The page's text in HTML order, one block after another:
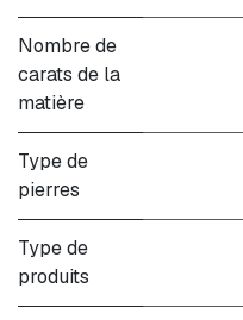
Nombre de
carats de la
matière
Type de
pierres
Type de
produits